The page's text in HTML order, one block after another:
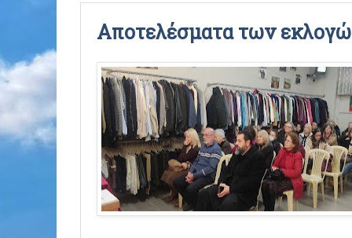
ΠΕΡΙΟΔΟΣ 2016 - 2017
ΠΕΡΙΟΔΟΣ 2015 - 2016
ΠΕΡΙΟΔΟΣ 2014 - 2015
Αποτελέσματα των